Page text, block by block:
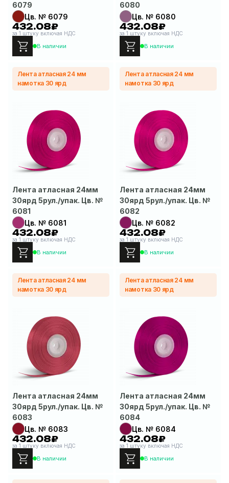
6079
Цв. № 6079
432.08₽
за 1 штуку включая НДС
В наличии
6080
Цв. № 6080
432.08₽
за 1 штуку включая НДС
В наличии
Лента атласная 24 мм
намотка 30 ярд
Лента атласная 24мм
30ярд 5рул./упак. Цв. №
6081
Цв. № 6081
432.08₽
за 1 штуку включая НДС
В наличии
Лента атласная 24 мм
намотка 30 ярд
Лента атласная 24мм
30ярд 5рул./упак. Цв. №
6082
Цв. № 6082
432.08₽
за 1 штуку включая НДС
В наличии
Лента атласная 24 мм
намотка 30 ярд
Лента атласная 24мм
30ярд 5рул./упак. Цв. №
6083
Цв. № 6083
432.08₽
за 1 штуку включая НДС
В наличии
Лента атласная 24 мм
намотка 30 ярд
Лента атласная 24мм
30ярд 5рул./упак. Цв. №
6084
Цв. № 6084
432.08₽
за 1 штуку включая НДС
В наличии